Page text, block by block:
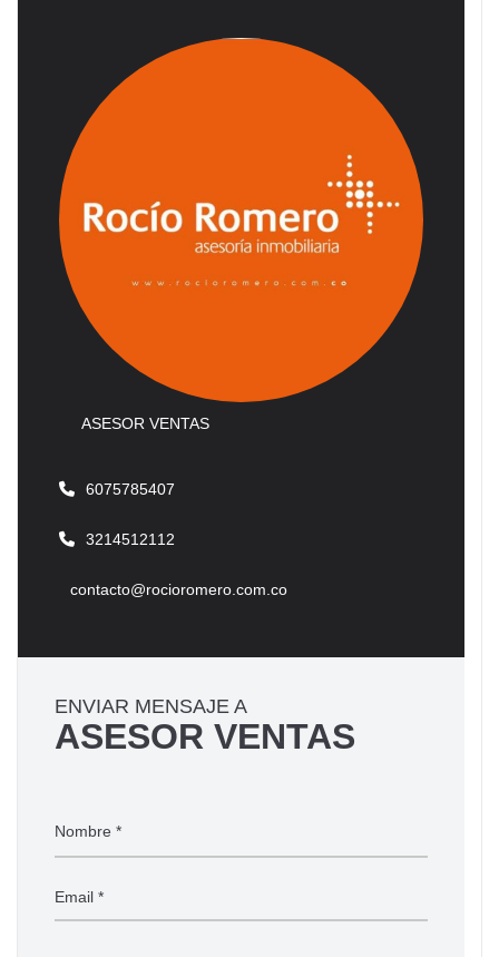
ASESOR VENTAS
6075785407
3214512112
contacto@rocioromero.com.co
ENVIAR MENSAJE A
ASESOR VENTAS